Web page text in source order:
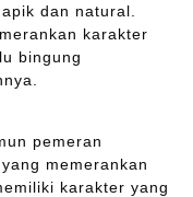
dan natural.
karakter
bingung
pemeran
memerankan
karakter yang